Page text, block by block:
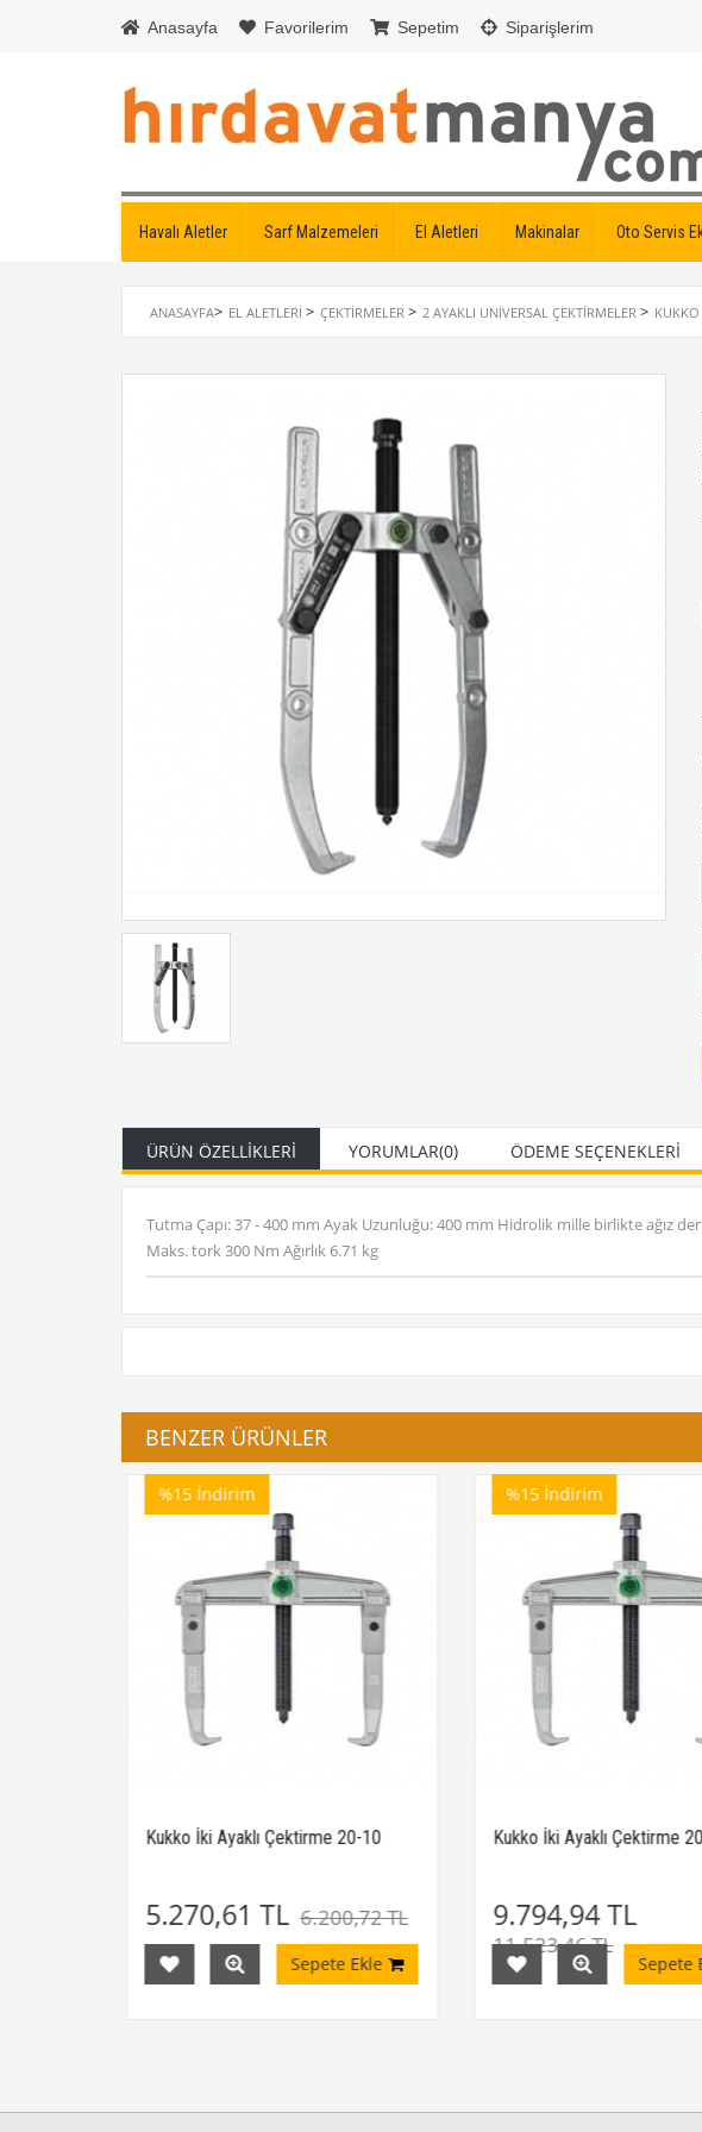
Anasayfa Favorilerim Sepetim Siparişlerim
Havalı Aletler Sarf Malzemeleri El Aletleri Makinalar Oto Servis
ANASAYFA> EL ALETLERI > ÇEKTIRMELER > 2 AYAKLI UNIVERSAL ÇEKTIRMELER >
ÜRÜN ÖZELLIKLERI YORUMLAR(0) ÖDEME SEÇENEKLERI
Tutma Çapı: 37 - 400 mm Ayak Uzunluğu: 400 mm Hidrolik mille birlikte ağız
Maks. tork 300 Nm Ağırlık 6.71 kg
BENZER ÜRÜNLER
Kukko İki Ayaklı Çektirme 20-10
5.270,61 TL 6.200,72 TL
Sepete Ekle
%15 İndirim
Kukko İki Ayaklı Çektirme
9.794,94 TL
11.523,46 TL
Sepete
%15 İndirim